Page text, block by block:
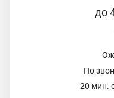
до
По
20 мин.